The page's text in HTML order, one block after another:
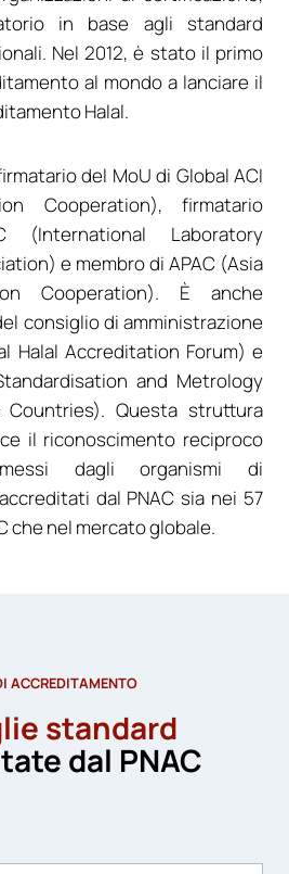
in base agli standard
Nel 2012, è stato il primo
al mondo a lanciare il
Halal.
del MoU di Global ACI
Cooperation), firmatario
(International Laboratory
e membro di APAC (Asia
Cooperation). È anche
consiglio di amministrazione
Halal Accreditation Forum) e
and Metrology
Questa struttura
il riconoscimento reciproco
dagli organismi di
dal PNAC sia nei 57
che nel mercato globale.
ACCREDITAMENTO
standard
dal PNAC